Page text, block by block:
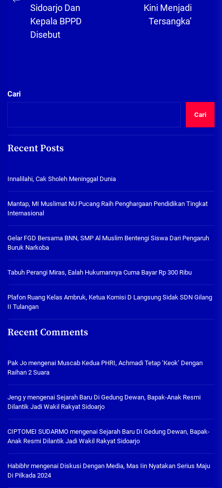
Previous
post:
Sidoarjo Dan
Kepala BPPD
Disebut
Kini Menjadi
Tersangka’
Cari
Cari
Recent Posts
Innalilahi, Cak Sholeh Meninggal Dunia
Mantap, MI Muslimat NU Pucang Raih Penghargaan Pendidikan Tingkat
Internasional
Gelar FGD Bersama BNN, SMP Al Muslim Bentengi Siswa Dari Pengaruh
Buruk Narkoba
Tabuh Perangi Miras, Ealah Hukumannya Cuma Bayar Rp 300 Ribu
Plafon Ruang Kelas Ambruk, Ketua Komisi D Langsung Sidak SDN Gilang
II Tulangan
Recent Comments
Pak Jo mengenai Muscab Kedua PHRI, Achmadi Tetap ‘Keok’ Dengan
Raihan 2 Suara
Jeng y mengenai Sejarah Baru Di Gedung Dewan, Bapak-Anak Resmi
Dilantik Jadi Wakil Rakyat Sidoarjo
CIPTOMEI SUDARMO mengenai Sejarah Baru Di Gedung Dewan, Bapak-
Anak Resmi Dilantik Jadi Wakil Rakyat Sidoarjo
Habibhrmengenai Diskusi Dengan Media, Mas Iin Nyatakan Serius Maju
Di Pilkada 2024